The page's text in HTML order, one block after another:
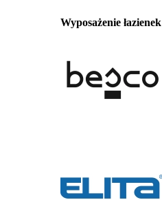
Wyposażenie łazienek